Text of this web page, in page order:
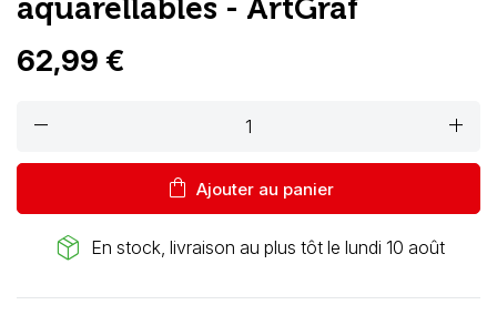
aquarellables - ArtGraf
62,99 €
remove add
shopping_bag Ajouter au panier
package_2 En stock, livraison au plus tôt le lundi 10 août